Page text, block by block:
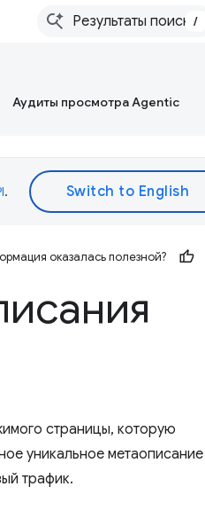
/
Аудиты просмотра Agentic
.
оказалась полезной?
страницы, которую
уникальное метаописание
трафик.